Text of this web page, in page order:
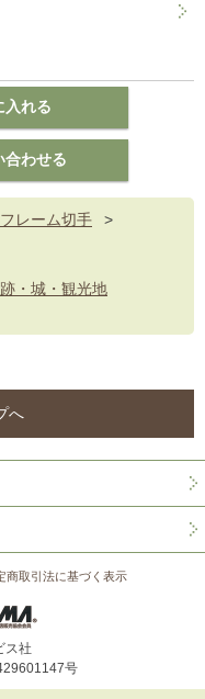
レーム切手
>
・城・観光地
へ
商取引法に基づく表示
ス社
号